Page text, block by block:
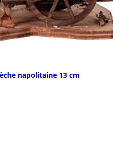
napolitaine 13 cm